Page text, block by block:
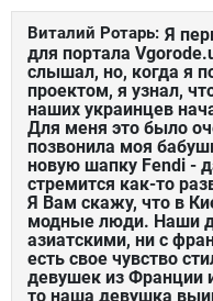
Виталий Ротарь: Я
для портала
слышал, но, когда я
проектом, я узнал,
наших украинцев
Для меня это было
позвонила моя
новую шапку Fendi -
стремится как-то
Я Вам скажу, что в
модные люди. Наши
азиатскими, ни с
есть свое чувство
девушек из Франции
то наша девушка